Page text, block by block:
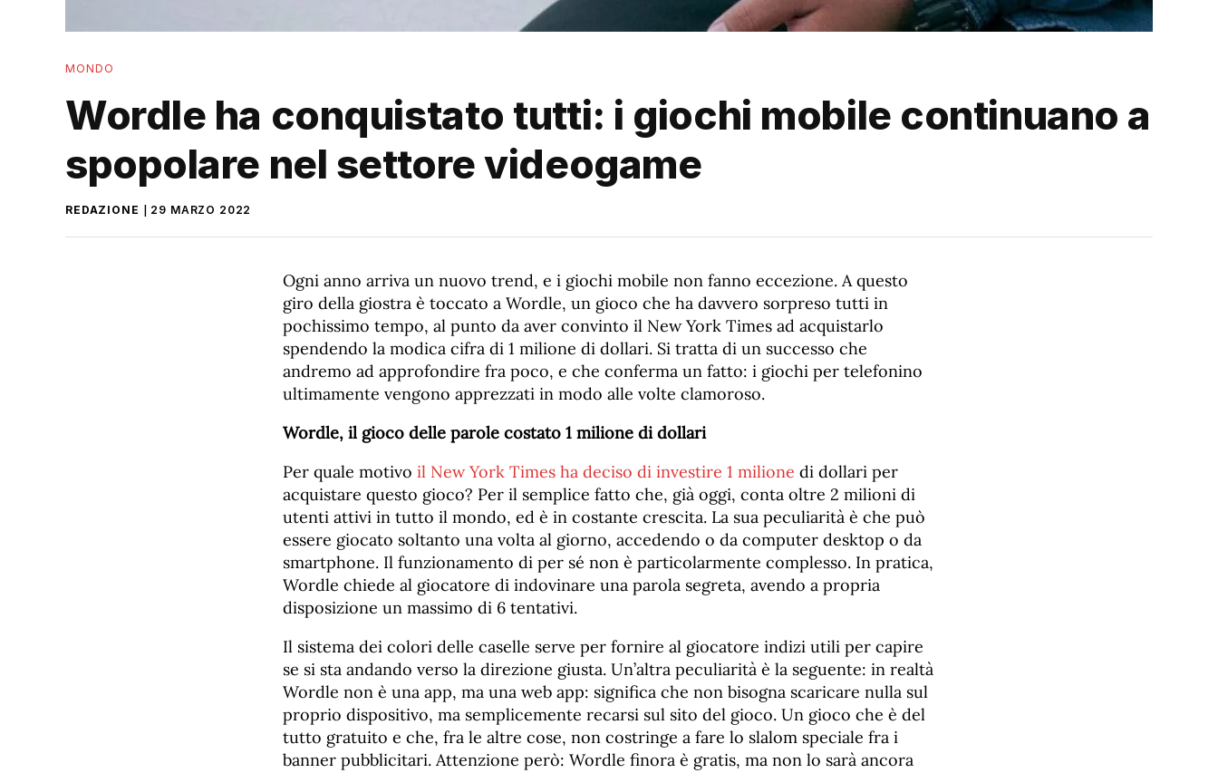
MONDO
Wordle ha conquistato tutti: i giochi mobile continuano a
spopolare nel settore videogame
REDAZIONE 29 MARZO 2022
Ogni anno arriva un nuovo trend, e i giochi mobile non fanno eccezione. A questo
giro della giostra è toccato a Wordle, un gioco che ha davvero sorpreso tutti in
pochissimo tempo, al punto da aver convinto il New York Times ad acquistarlo
spendendo la modica cifra di 1 milione di dollari. Si tratta di un successo che
andremo ad approfondire fra poco, e che conferma un fatto: i giochi per telefonino
ultimamente vengono apprezzati in modo alle volte clamoroso.
Wordle, il gioco delle parole costato 1 milione di dollari
Per quale motivo il New York Times ha deciso di investire 1 milione di dollari per
acquistare questo gioco? Per il semplice fatto che, già oggi, conta oltre 2 milioni di
utenti attivi in tutto il mondo, ed è in costante crescita. La sua peculiarità è che può
essere giocato soltanto una volta al giorno, accedendo o da computer desktop o da
smartphone. Il funzionamento di per sé non è particolarmente complesso. In pratica,
Wordle chiede al giocatore di indovinare una parola segreta, avendo a propria
disposizione un massimo di 6 tentativi.
Il sistema dei colori delle caselle serve per fornire al giocatore indizi utili per capire
se si sta andando verso la direzione giusta. Un’altra peculiarità è la seguente: in realtà
Wordle non è una app, ma una web app: significa che non bisogna scaricare nulla sul
proprio dispositivo, ma semplicemente recarsi sul sito del gioco. Un gioco che è del
tutto gratuito e che, fra le altre cose, non costringe a fare lo slalom speciale fra i
banner pubblicitari. Attenzione però: Wordle finora è gratis, ma non lo sarà ancora